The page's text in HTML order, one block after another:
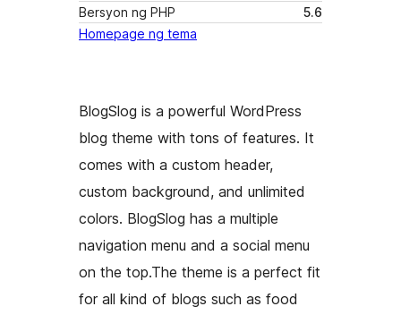
Bersyon ng PHP
5.6
Homepage ng tema
BlogSlog is a powerful WordPress
blog theme with tons of features. It
comes with a custom header,
custom background, and unlimited
colors. BlogSlog has a multiple
navigation menu and a social menu
on the top.The theme is a perfect fit
for all kind of blogs such as food